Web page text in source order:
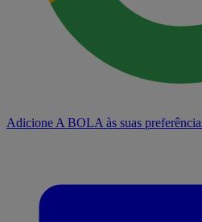
Adicione A BOLA às suas